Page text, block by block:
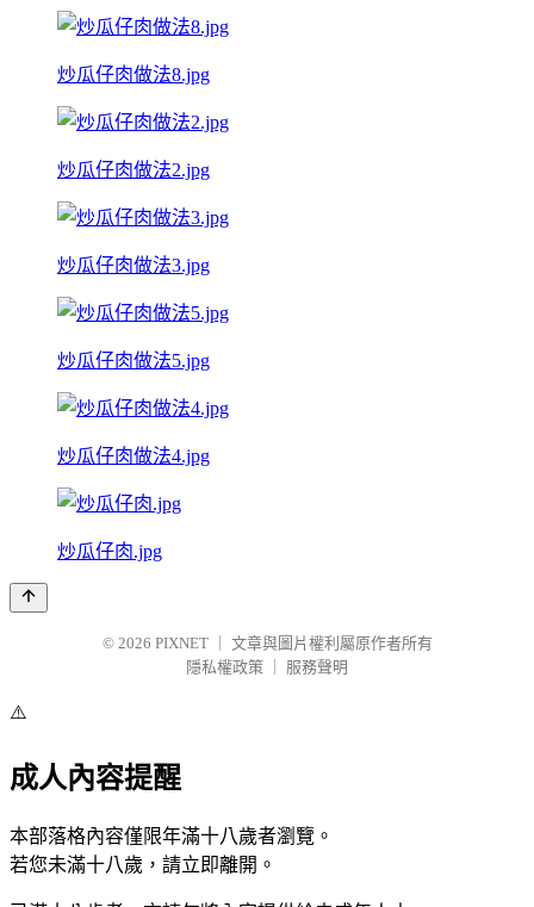
炒瓜仔肉做法8.jpg
炒瓜仔肉做法2.jpg
炒瓜仔肉做法3.jpg
炒瓜仔肉做法5.jpg
炒瓜仔肉做法4.jpg
炒瓜仔肉.jpg
© 2026 PIXNET
文章與圖片權利屬原作者所有
隱私權政策
服務聲明
⚠️
成人內容提醒
本部落格內容僅限年滿十八歲者瀏覽。
若您未滿十八歲，請立即離開。